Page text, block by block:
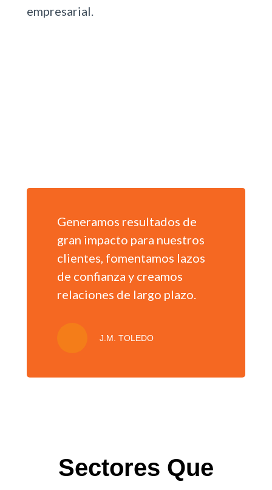
empresarial.
Generamos resultados de
gran impacto para nuestros
clientes, fomentamos lazos
de confianza y creamos
relaciones de largo plazo.
J.M. TOLEDO
Sectores Que